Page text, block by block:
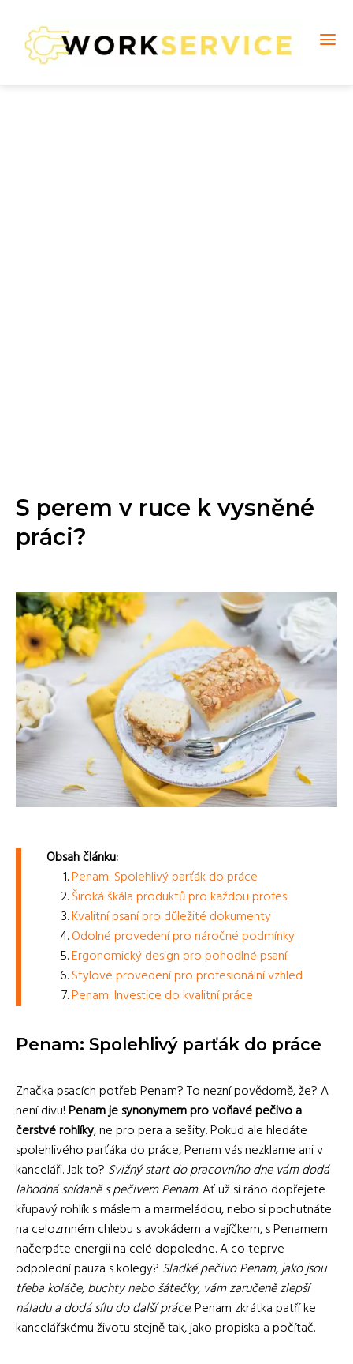
S perem v ruce k vysněné
práci?
Obsah článku:
Penam: Spolehlivý parťák do práce
Široká škála produktů pro každou profesi
Kvalitní psaní pro důležité dokumenty
Odolné provedení pro náročné podmínky
Ergonomický design pro pohodlné psaní
Stylové provedení pro profesionální vzhled
Penam: Investice do kvalitní práce
Penam: Spolehlivý parťák do práce
Značka psacích potřeb Penam? To nezní povědomě, že? A
není divu!Penam je synonymem pro voňavé pečivo a
čerstvé rohlíky, ne pro pera a sešity. Pokud ale hledáte
spolehlivého parťáka do práce, Penam vás nezklame ani v
kanceláři. Jak to? Svižný start do pracovního dne vám dodá
lahodná snídaně s pečivem Penam.Ať už si ráno dopřejete
křupavý rohlík s máslem a marmeládou, nebo si pochutnáte
na celozrnném chlebu s avokádem a vajíčkem, s Penamem
načerpáte energii na celé dopoledne. A co teprve
odpolední pauza s kolegy? Sladké pečivo Penam, jako jsou
třeba koláče, buchty nebo šátečky, vám zaručeně zlepší
náladu a dodá sílu do další práce.Penam zkrátka patří ke
kancelářskému životu stejně tak, jako propiska a počítač.